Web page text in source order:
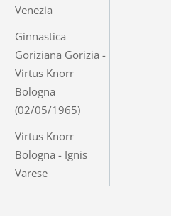
Venezia
Ginnastica
Goriziana Gorizia -
Virtus Knorr
Bologna
(02/05/1965)
Virtus Knorr
Bologna - Ignis
Varese